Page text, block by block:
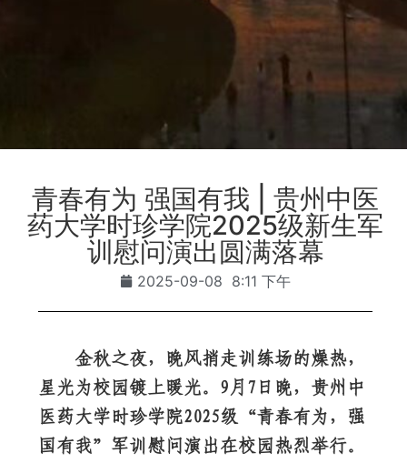
青春有为 强国有我 | 贵州中医
药大学时珍学院2025级新生军
训慰问演出圆满落幕
2025-09-08 8:11 下午
金秋之夜，晚风捎走训练场的燥热，
星光为校园镀上暖光。9月7日晚，贵州中
医药大学时珍学院2025级“青春有为，强
国有我”军训慰问演出在校园热烈举行。